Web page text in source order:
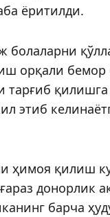
ёритилди.
орқали бемор
қилишга
этиб
ҳимоя қилиш
донорлик
барча